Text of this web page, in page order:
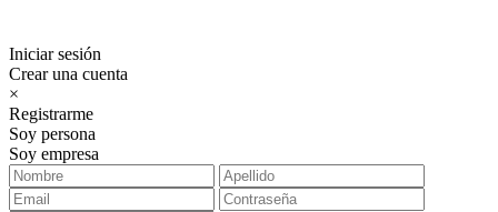
Iniciar sesión
Crear una cuenta
×
Registrarme
Soy persona
Soy empresa